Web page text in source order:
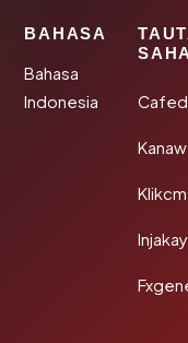
BAHASA
Bahasa
Indonesia